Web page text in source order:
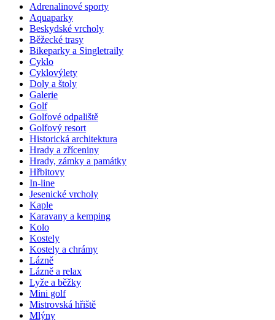
Adrenalinové sporty
Aquaparky
Beskydské vrcholy
Běžecké trasy
Bikeparky a Singletraily
Cyklo
Cyklovýlety
Doly a štoly
Galerie
Golf
Golfové odpaliště
Golfový resort
Historická architektura
Hrady a zříceniny
Hrady, zámky a památky
Hřbitovy
In-line
Jesenické vrcholy
Kaple
Karavany a kemping
Kolo
Kostely
Kostely a chrámy
Lázně
Lázně a relax
Lyže a běžky
Mini golf
Mistrovská hřiště
Mlýny